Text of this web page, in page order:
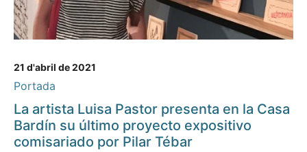
21 d'abril de 2021
Portada
La artista Luisa Pastor presenta en la Casa
Bardín su último proyecto expositivo
comisariado por Pilar Tébar